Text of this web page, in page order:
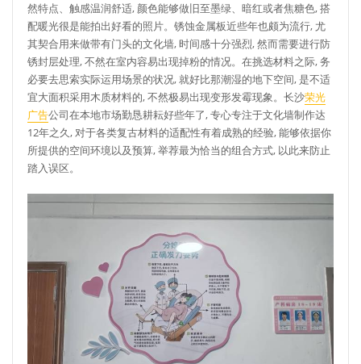
然特点、触感温润舒适, 颜色能够做旧至墨绿、暗红或者焦糖色, 搭
配暖光很是能拍出好看的照片。锈蚀金属板近些年也颇为流行, 尤
其契合用来做带有门头的文化墙, 时间感十分强烈, 然而需要进行防
锈封层处理, 不然在室内容易出现掉粉的情况。在挑选材料之际, 务
必要去思索实际运用场景的状况, 就好比那潮湿的地下空间, 是不适
宜大面积采用木质材料的, 不然极易出现变形发霉现象。长沙荣光
广告公司在本地市场勤恳耕耘好些年了, 专心专注于文化墙制作达
12年之久, 对于各类复古材料的适配性有着成熟的经验, 能够依据你
所提供的空间环境以及预算, 举荐最为恰当的组合方式, 以此来防止
踏入误区。